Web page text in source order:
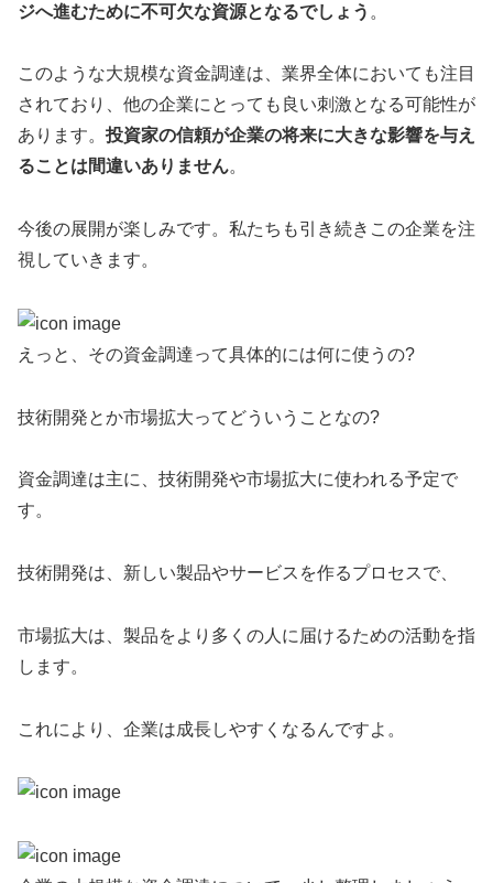
ジへ進むために不可欠な資源となるでしょう 。
このような大規模な資金調達は、業界全体においても注目
されており、他の企業にとっても良い刺激となる可能性が
あります。 投資家の信頼が企業の将来に大きな影響を与え
ることは間違いありません。
今後の展開が楽しみです。私たちも引き続きこの企業を注
視していきます。
えっと、その資金調達って具体的には何に使うの?
技術開発とか市場拡大ってどういうことなの?
資金調達は主に、技術開発や市場拡大に使われる予定で
す。
技術開発は、新しい製品やサービスを作るプロセスで、
市場拡大は、製品をより多くの人に届けるための活動を指
します。
これにより、企業は成長しやすくなるんですよ。